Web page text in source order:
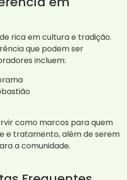
rica em cultura e tradição.
que podem ser
incluem:
como marcos para quem
e tratamento, além de serem
a comunidade.